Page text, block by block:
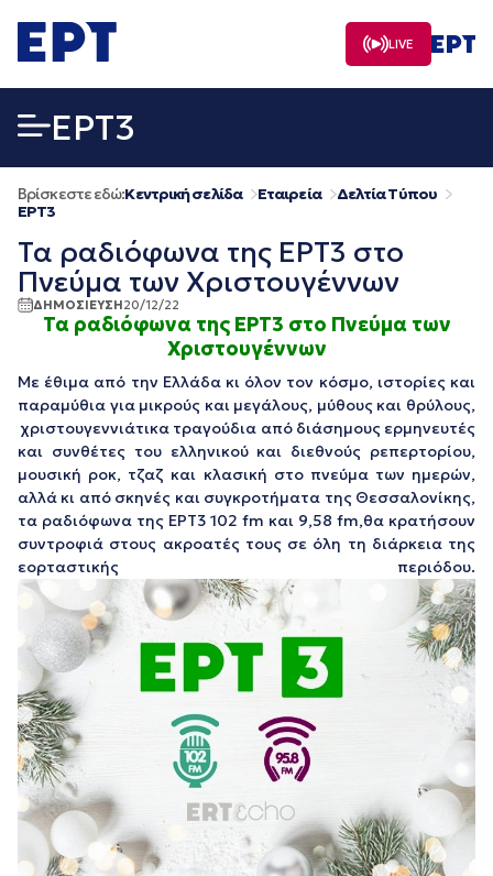
σε
περιεχόμενο
LIVE
EΡΤ3
Βρίσκεστε εδώ:Κεντρική σελίδα Εταιρεία
Δελτία Τύπου
EΡΤ3
Τα ραδιόφωνα της ΕΡΤ3 στο
Πνεύμα των Χριστουγέννων
ΔΗΜΟΣΙΕΥΣΗ20/12/22
Τα ραδιόφωνα της ΕΡΤ3 στο Πνεύμα των
Χριστουγέννων
Με έθιμα από την Ελλάδα κι όλον τον κόσμο, ιστορίες και
παραμύθια για μικρούς και μεγάλους, μύθους και θρύλους,
χριστουγεννιάτικα τραγούδια από διάσημους ερμηνευτές
και συνθέτες του ελληνικού και διεθνούς ρεπερτορίου,
μουσική ροκ, τζαζ και κλασική στο πνεύμα των ημερών,
αλλά κι από σκηνές και συγκροτήματα της Θεσσαλονίκης,
τα ραδιόφωνα της ΕΡΤ3 102 fm και 9,58 fm,θα κρατήσουν
συντροφιά στους ακροατές τους σε όλη τη διάρκεια της
εορταστικής περιόδου.